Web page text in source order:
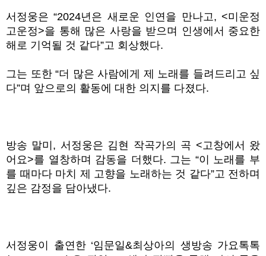
서정웅은 “2024년은 새로운 인연을 만나고, <미운정
고운정>을 통해 많은 사랑을 받으며 인생에서 중요한
해로 기억될 것 같다”고 회상했다.
그는 또한 “더 많은 사람에게 제 노래를 들려드리고 싶
다”며 앞으로의 활동에 대한 의지를 다졌다.
방송 말미, 서정웅은 김현 작곡가의 곡 <고창에서 왔
어요>를 열창하며 감동을 더했다. 그는 “이 노래를 부
를 때마다 마치 제 고향을 노래하는 것 같다”고 전하며
깊은 감정을 담아냈다.
서정웅이 출연한 ‘임문일&최상아의 생방송 가요톡톡